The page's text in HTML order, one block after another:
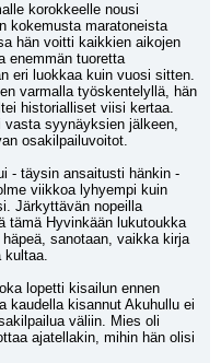
korokkeelle nousi
kokemusta maratoneista
hän voitti kaikkien aikojen
enemmän tuoretta
eri luokkaa kuin vuosi sitten.
varmalla työskentelyllä, hän
historialliset viisi kertaa.
syynäyksien jälkeen,
osakilpailuvoitot.
- täysin ansaitusti hänkin -
viikkoa lyhyempi kuin
Järkyttävän nopeilla
tämä Hyvinkään lukutoukka
sanotaan, vaikka kirja
kultaa.
lopetti kisailun ennen
kaudella kisannut Akuhullu ei
väliin. Mies oli
ajatellakin, mihin hän olisi